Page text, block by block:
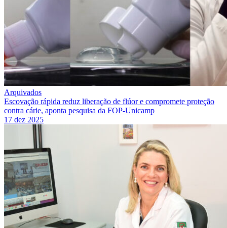
Arquivados
Escovação rápida reduz liberação de flúor e compromete proteção
contra cárie, aponta pesquisa da FOP-Unicamp
17 dez 2025